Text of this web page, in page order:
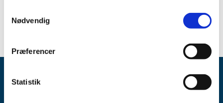
Nødvendig
Præferencer
Statistik